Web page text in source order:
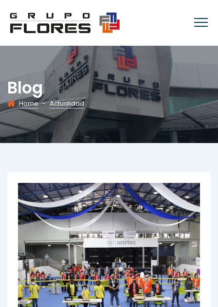
Blog
Home - Actualidad